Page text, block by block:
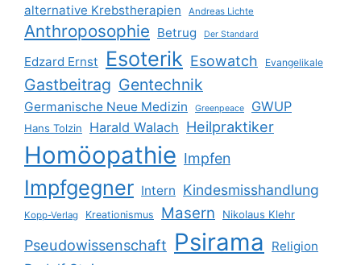
alternative Krebstherapien Andreas Lichte
Anthroposophie Betrug Der Standard
Edzard Ernst Esoterik Esowatch Evangelikale
Gastbeitrag Gentechnik
Germanische Neue Medizin Greenpeace GWUP
Hans Tolzin Harald Walach Heilpraktiker
Homöopathie Impfen
Impfgegner Intern Kindesmisshandlung
Kopp-Verlag Kreationismus Masern Nikolaus Klehr
Pseudowissenschaft Psirama Religion